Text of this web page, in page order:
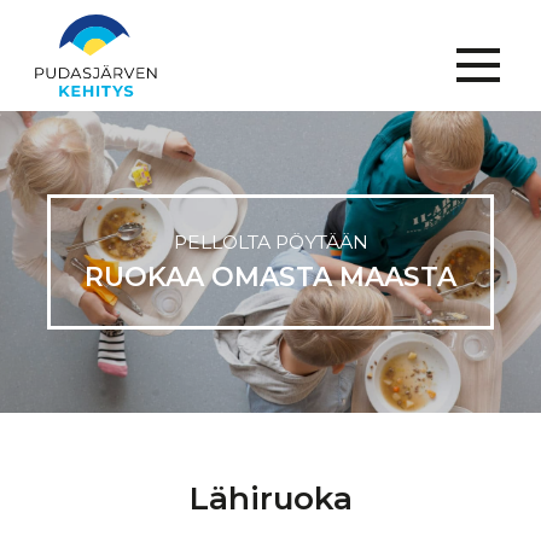
Menu
PELLOLTA PÖYTÄÄN
RUOKAA OMASTA MAASTA
Lähiruoka